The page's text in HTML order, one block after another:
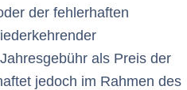
der fehlerhaften
als Preis der
jedoch im Rahmen des